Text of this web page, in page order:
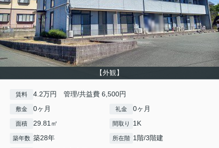
【外観】
賃料 4.2万円 管理/共益費 6,500円
敷金 0ヶ月 礼金 0ヶ月
面積 29.81㎡ 間取り 1K
築年数 築28年 所在階 1階/3階建